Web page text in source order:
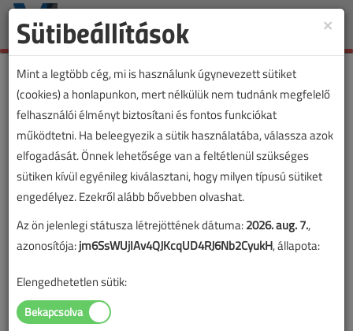
Toggle
×
Sütibeállítások
Mint a legtöbb cég, mi is használunk úgynevezett sütiket
(cookies) a honlapunkon, mert nélkülük nem tudnánk megfelelő
felhasználói élményt biztosítani és fontos funkciókat
működtetni. Ha beleegyezik a sütik használatába, válassza azok
elfogadását. Önnek lehetősége van a feltétlenül szükséges
sütiken kívül egyénileg kiválasztani, hogy milyen típusú sütiket
engedélyez. Ezekről alább bővebben olvashat.
Az ön jelenlegi státusza létrejöttének dátuma:2026. aug. 7.,
azonosítója:jm6SsWUjIAv4QJKcqUD4RJ6Nb2CyukH, állapota:
Elengedhetetlen sütik: